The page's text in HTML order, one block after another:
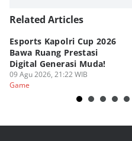
Related Articles
Esports Kapolri Cup 2026
Bawa Ruang Prestasi
Digital Generasi Muda!
09 Agu 2026, 21:22 WIB
Game